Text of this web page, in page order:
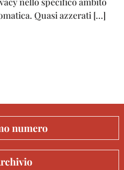
Quasi azzerati […]
numero